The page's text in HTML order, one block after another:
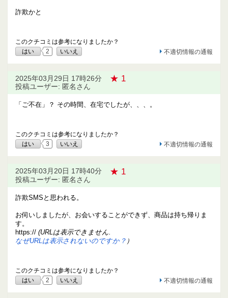
詐欺かと
このクチコミは参考になりましたか？
はい
2 いいえ 不適切情報の通報
2025年03月29日 17時26分 ★ 1
投稿ユーザー: 匿名さん
「ご不在」？ その時間、在宅でしたが、、、。
このクチコミは参考になりましたか？
はい
3 いいえ 不適切情報の通報
2025年03月20日 17時40分 ★ 1
投稿ユーザー: 匿名さん
詐欺SMSと思われる。
お伺いしましたが、お会いすることができず、商品は持ち帰りま
す。
https:// (URLは表示できません.
なぜURLは表示されないのですか？ ）
このクチコミは参考になりましたか？
はい
2 いいえ 不適切情報の通報